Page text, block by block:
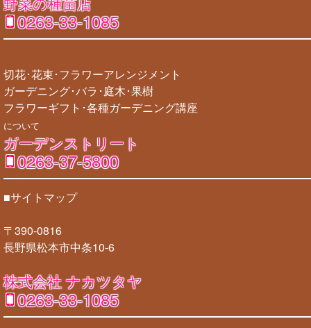
0263-33-1085
切花･花束･フラワーアレンジメント
ガーデニング･バラ･庭木･果樹
フラワーギフト･各種ガーデニング講座
について
ガーデンストリート
0263-37-5800
■サイトマップ
〒390-0816
長野県松本市中条10-6
株式会社 ナカツタヤ
0263-33-1085